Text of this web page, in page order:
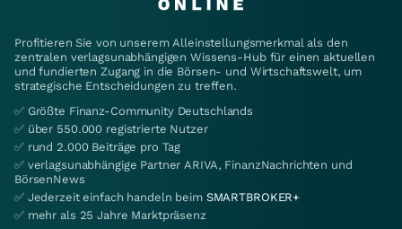
Profitieren Sie von unserem Alleinstellungsmerkmal als den
zentralen verlagsunabhängigen Wissens-Hub für einen aktuellen
und fundierten Zugang in die Börsen- und Wirtschaftswelt, um
strategische Entscheidungen zu treffen.
✅ Größte Finanz-Community Deutschlands
✅ über 550.000 registrierte Nutzer
✅ rund 2.000 Beiträge pro Tag
✅ verlagsunabhängige Partner ARIVA, FinanzNachrichten und
BörsenNews
✅ Jederzeit einfach handeln beim SMARTBROKER+
✅ mehr als 25 Jahre Marktpräsenz